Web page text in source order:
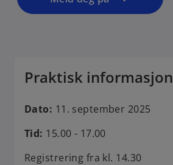
n
b
Praktisk informasjon
Dato: 11. september 2025
Tid: 15.00 - 17.00
Registrering fra kl. 14.30